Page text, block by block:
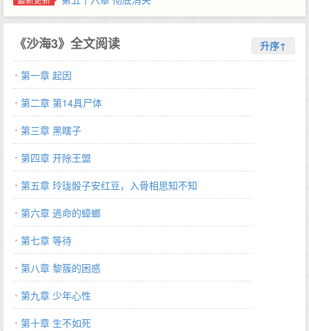
《沙海3》全文阅读 升序↑
第一章 起因
第二章 第14具尸体
第三章 黑瞎子
第四章 开除王盟
第五章 玲珑骰子安红豆，入骨相思知不知
第六章 逃命的蟑螂
第七章 等待
第八章 黎簇的困惑
第九章 少年心性
第十章 生不如死